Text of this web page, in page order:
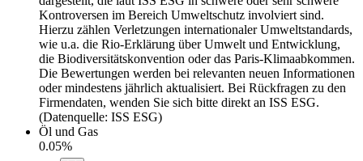
Kontroversen im Bereich Umweltschutz involviert sind.
Hierzu zählen Verletzungen internationaler Umweltstandards,
wie u.a. die Rio-Erklärung über Umwelt und Entwicklung,
die Biodiversitätskonvention oder das Paris-Klimaabkommen.
Die Bewertungen werden bei relevanten neuen Informationen
oder mindestens jährlich aktualisiert. Bei Rückfragen zu den
Firmendaten, wenden Sie sich bitte direkt an ISS ESG.
(Datenquelle: ISS ESG)
Öl und Gas
0.05%